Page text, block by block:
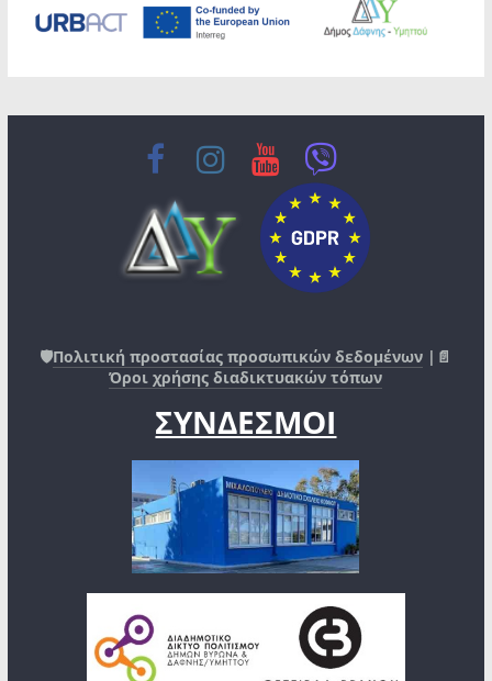
🛡️Πολιτική προστασίας προσωπικών δεδομένων |📄
Όροι χρήσης διαδικτυακών τόπων
ΣΥΝΔΕΣΜΟΙ